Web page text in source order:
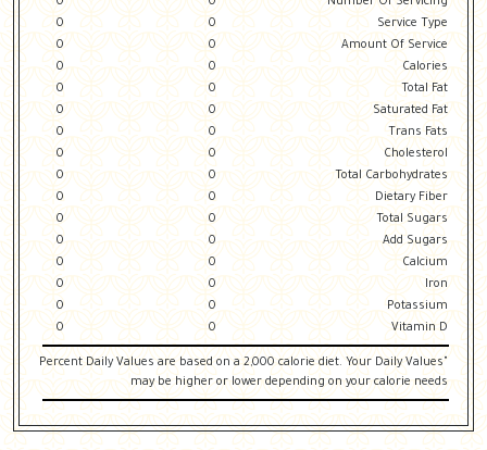
Number Of Servicing
0
0
Service Type
0
0
Amount Of Service
0
0
Calories
0
0
Total Fat
0
0
Saturated Fat
0
0
Trans Fats
0
0
Cholesterol
0
0
Total Carbohydrates
0
0
Dietary Fiber
0
0
Total Sugars
0
0
Add Sugars
0
0
Calcium
0
0
Iron
0
0
Potassium
0
0
Vitamin D
0
0
"Percent Daily Values are based on a 2,000 calorie diet. Your Daily Values
may be higher or lower depending on your calorie needs